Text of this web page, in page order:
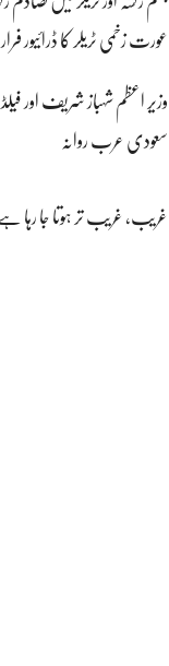
عورت زخمی ٹریلر کا ڈرائیور
وزیر اعظم شہباز شریف اور
سعودی عرب روانہ
غریب، غریب تر ہوتا جا رہا